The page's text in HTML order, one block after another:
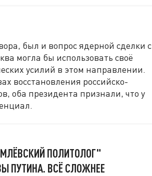
был и вопрос ядерной сделки с
могла бы использовать своё
усилий в этом направлении.
восстановления российско-
оба президента признали, что у
ПОЛИТОЛОГ"
ПУТИНА. ВСЁ СЛОЖНЕЕ